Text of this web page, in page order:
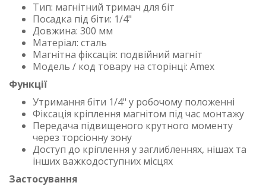
Тип: магнітний тримач для біт
Посадка під біти: 1/4"
Довжина: 300 мм
Матеріал: сталь
Магнітна фіксація: подвійний магніт
Модель / код товару на сторінці: Amex
Функції
Утримання біти 1/4" у робочому положенні
Фіксація кріплення магнітом під час монтажу
Передача підвищеного крутного моменту
через торсіонну зону
Доступ до кріплення у заглибленнях, нішах та
інших важкодоступних місцях
Застосування